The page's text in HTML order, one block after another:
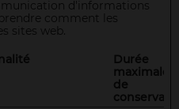
d'informations
comment les
sites web.
Durée
maximale
de